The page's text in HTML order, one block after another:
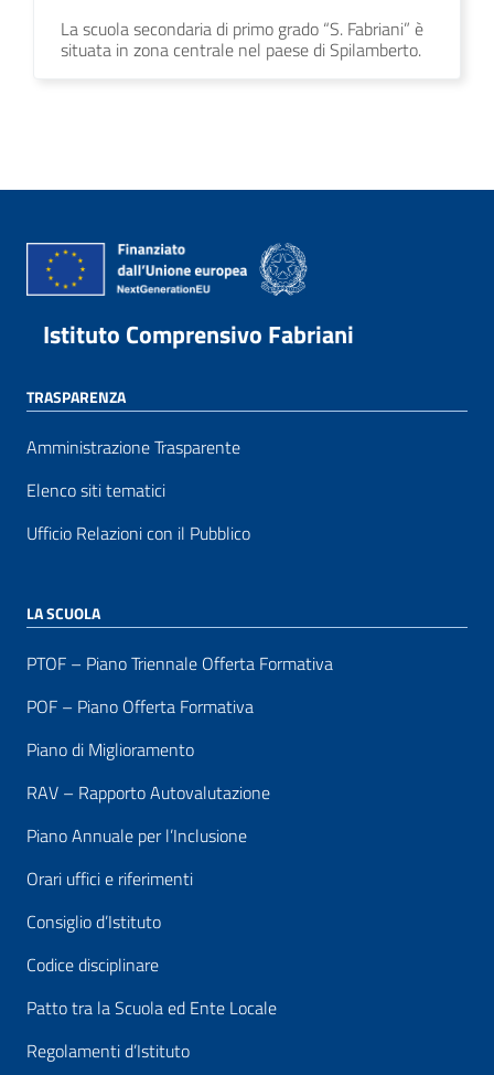
La scuola secondaria di primo grado “S. Fabriani” è
situata in zona centrale nel paese di Spilamberto.
Istituto Comprensivo Fabriani
TRASPARENZA
Amministrazione Trasparente
Elenco siti tematici
Ufficio Relazioni con il Pubblico
LA SCUOLA
PTOF – Piano Triennale Offerta Formativa
POF – Piano Offerta Formativa
Piano di Miglioramento
RAV – Rapporto Autovalutazione
Piano Annuale per l’Inclusione
Orari uffici e riferimenti
Consiglio d’Istituto
Codice disciplinare
Patto tra la Scuola ed Ente Locale
Regolamenti d’Istituto